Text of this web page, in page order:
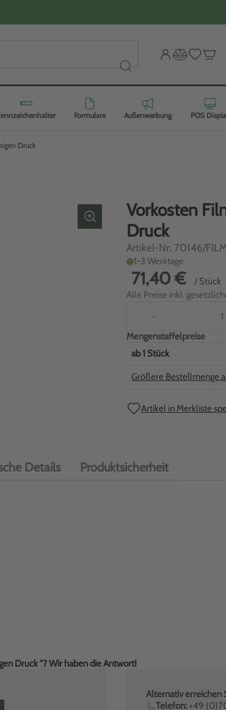
Formulare Außenwerbung POS
Druck
Vorkosten
Druck
Artikel-Nr: 70146/
1-3 Werktage
71,40 €
/ Stück
Alle Preise inkl.
−
Mengenstaffelpreise
ab1 Stück
Größere Bestellmenge
Artikel in Merkliste
Details Produktsicherheit
Druck "? Wir haben die Antwort!
Alternativ erreichen
Telefon: +49